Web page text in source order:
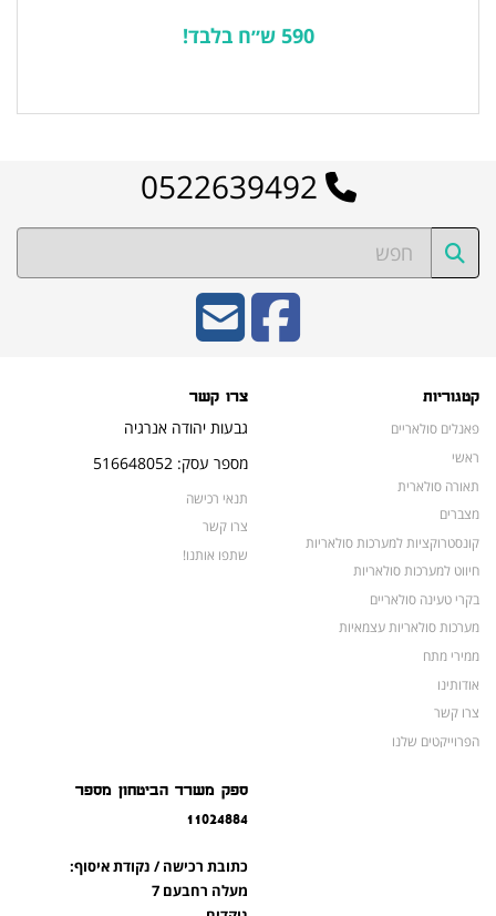
590 ש״ח בלבד!
קטגוריות
פאנלים סולאריים
ראשי
תאורה סולארית
מצברים
קונסטרוקציות למערכות סולאריות
חיווט למערכות סולאריות
בקרי טעינה סולאריים
מערכות סולאריות עצמאיות
ממירי מתח
אודותינו
צרו קשר
הפרוייקטים שלנו
צרו קשר
גבעות יהודה אנרגיה
מספר עסק: 516648052
תנאי רכישה
צרו קשר
שתפו אותנו!
ספק משרד הביטחון מספר
11024884
כתובת רכישה / נקודת איסוף:
מעלה רחבעם 7